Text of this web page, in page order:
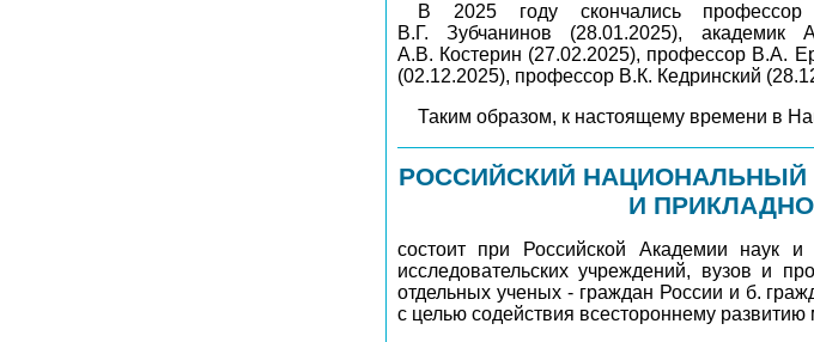
В 2025 году скончались
В.Г. Зубчанинов (28.01.2025), академик
А.В. Костерин (27.02.2025), профессор В.А.
(02.12.2025), профессор В.К. Кедринский
Таким образом, к настоящему времени в
РОССИЙСКИЙ НАЦИОНАЛЬНЫЙ
И
состоит при Российской Академии наук и
исследовательских учреждений, вузов и
отдельных ученых - граждан России и б.
с целью содействия всестороннему развитию